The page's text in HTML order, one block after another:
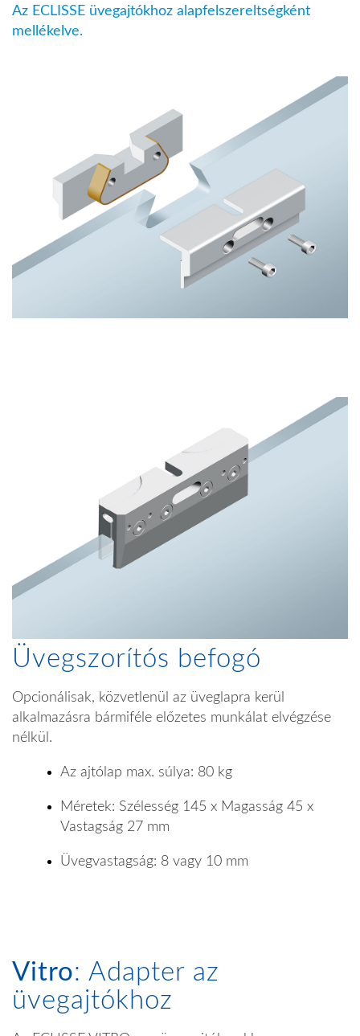
Az ECLISSE üvegajtókhoz alapfelszereltségként
mellékelve.
Üvegszorítós befogó
Opcionálisak, közvetlenül az üveglapra kerül
alkalmazásra bármiféle előzetes munkálat elvégzése
nélkül.
Az ajtólap max. súlya: 80 kg
Méretek: Szélesség 145 x Magasság 45 x
Vastagság 27 mm
Üvegvastagság: 8 vagy 10 mm
Vitro: Adapter az
üvegajtókhoz